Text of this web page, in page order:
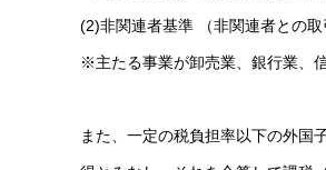
(2)非関連者基準 （非関連者との取
※主たる事業が卸売業、銀行業、
また、一定の税負担率以下の外国